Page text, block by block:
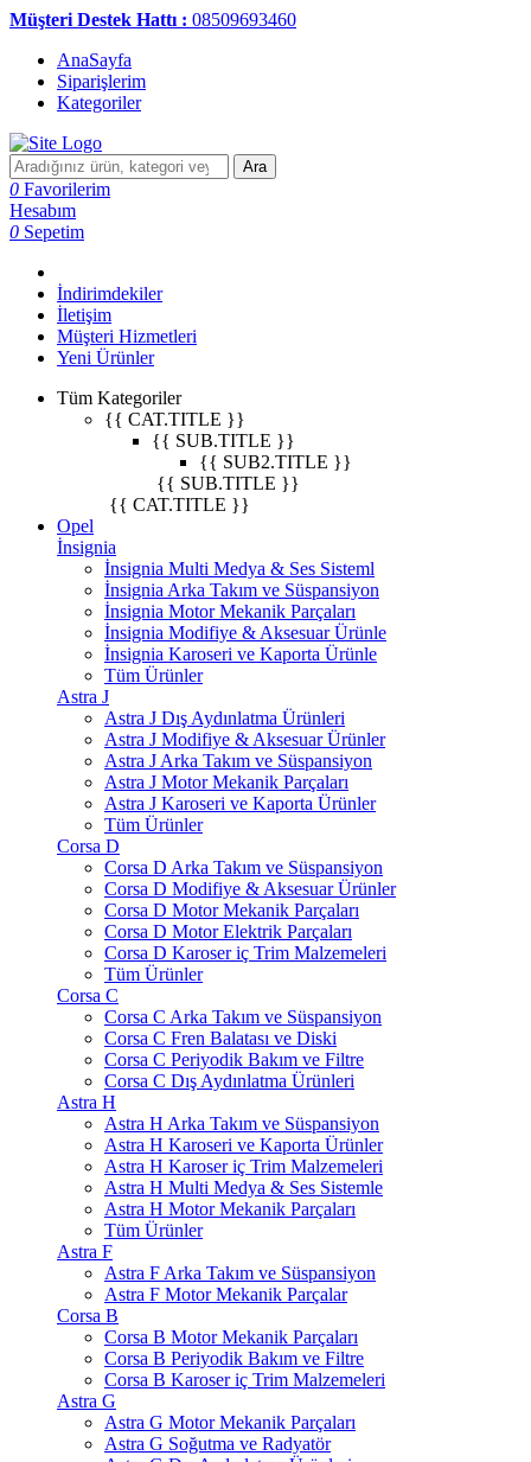
Müşteri Destek Hattı : 08509693460
AnaSayfa
Siparişlerim
Kategoriler
Ara
0 Favorilerim
Hesabım
0 Sepetim
İndirimdekiler
İletişim
Müşteri Hizmetleri
Yeni Ürünler
Tüm Kategoriler
{{ CAT.TITLE }}
{{ SUB.TITLE }}
{{ SUB2.TITLE }}
{{ SUB.TITLE }}
{{ CAT.TITLE }}
Opel
İnsignia
İnsignia Multi Medya & Ses Sisteml
İnsignia Arka Takım ve Süspansiyon
İnsignia Motor Mekanik Parçaları
İnsignia Modifiye & Aksesuar Ürünle
İnsignia Karoseri ve Kaporta Ürünle
Tüm Ürünler
Astra J
Astra J Dış Aydınlatma Ürünleri
Astra J Modifiye & Aksesuar Ürünler
Astra J Arka Takım ve Süspansiyon
Astra J Motor Mekanik Parçaları
Astra J Karoseri ve Kaporta Ürünler
Tüm Ürünler
Corsa D
Corsa D Arka Takım ve Süspansiyon
Corsa D Modifiye & Aksesuar Ürünler
Corsa D Motor Mekanik Parçaları
Corsa D Motor Elektrik Parçaları
Corsa D Karoser iç Trim Malzemeleri
Tüm Ürünler
Corsa C
Corsa C Arka Takım ve Süspansiyon
Corsa C Fren Balatası ve Diski
Corsa C Periyodik Bakım ve Filtre
Corsa C Dış Aydınlatma Ürünleri
Astra H
Astra H Arka Takım ve Süspansiyon
Astra H Karoseri ve Kaporta Ürünler
Astra H Karoser iç Trim Malzemeleri
Astra H Multi Medya & Ses Sistemle
Astra H Motor Mekanik Parçaları
Tüm Ürünler
Astra F
Astra F Arka Takım ve Süspansiyon
Astra F Motor Mekanik Parçalar
Corsa B
Corsa B Motor Mekanik Parçaları
Corsa B Periyodik Bakım ve Filtre
Corsa B Karoser iç Trim Malzemeleri
Astra G
Astra G Motor Mekanik Parçaları
Astra G Soğutma ve Radyatör